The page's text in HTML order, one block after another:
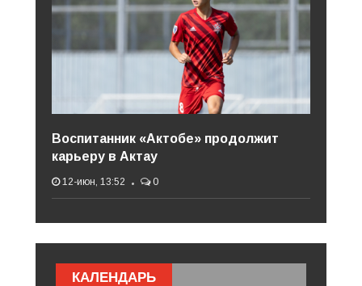
Воспитанник «Актобе» продолжит
карьеру в Актау
12-июн, 13:52 0
КАЛЕНДАРЬ